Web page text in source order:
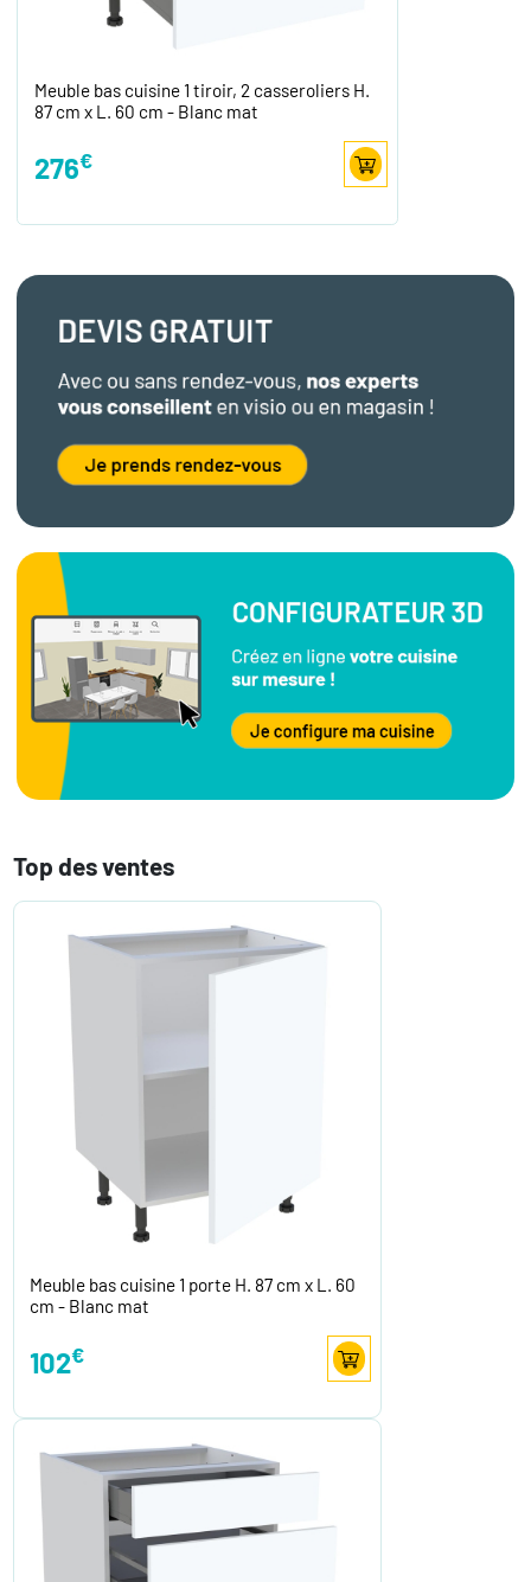
Meuble bas cuisine 1 tiroir, 2 casseroliers H.
87 cm x L. 60 cm - Blanc mat
276€
Top des ventes
Meuble bas cuisine 1 porte H. 87 cm x L. 60
cm - Blanc mat
102€